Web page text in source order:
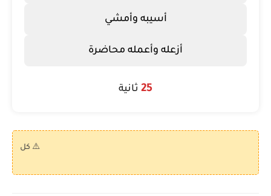
أسيبه وأمشي
أزعله وأعمله محاضرة
25 ثانية
⚠️ كل